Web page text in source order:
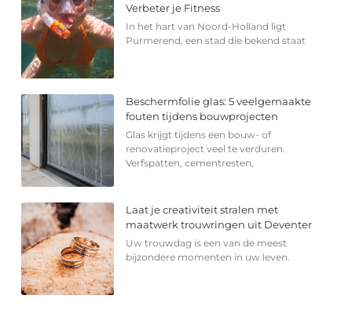
Verbeter je Fitness
In het hart van Noord-Holland ligt
Purmerend, een stad die bekend staat
Beschermfolie glas: 5 veelgemaakte
fouten tijdens bouwprojecten
Glas krijgt tijdens een bouw- of
renovatieproject veel te verduren.
Verfspatten, cementresten,
Laat je creativiteit stralen met
maatwerk trouwringen uit Deventer
Uw trouwdag is een van de meest
bijzondere momenten in uw leven.